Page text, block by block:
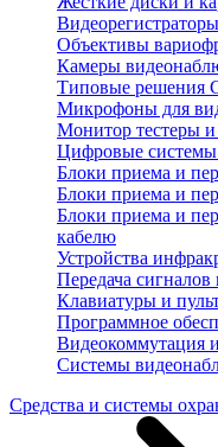
Видеорегистраторы
Объективы
Камеры
Типовые решения
Микрофоны для
Монитор тестеры и
Цифровые системы
Блоки приема и
Блоки приема и
Блоки приема и
кабелю
Устройства
Передача
Клавиатуры и
Программное
Видеокоммутация
Системы
Средства и системы